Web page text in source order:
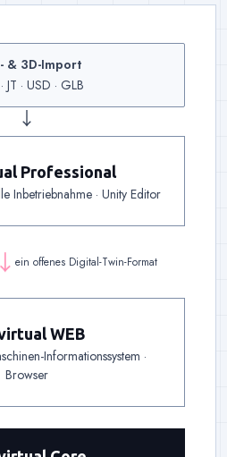
& 3D-Import
JT · USD · GLB
Eingang
↓
Professional
Inbetriebnahme · Unity Editor
Antriebe, Sensoren
ein offenes Digital-Twin-Format
Übergabe
WEB
Informationssystem ·
Browser
genügt: Auslieferung,